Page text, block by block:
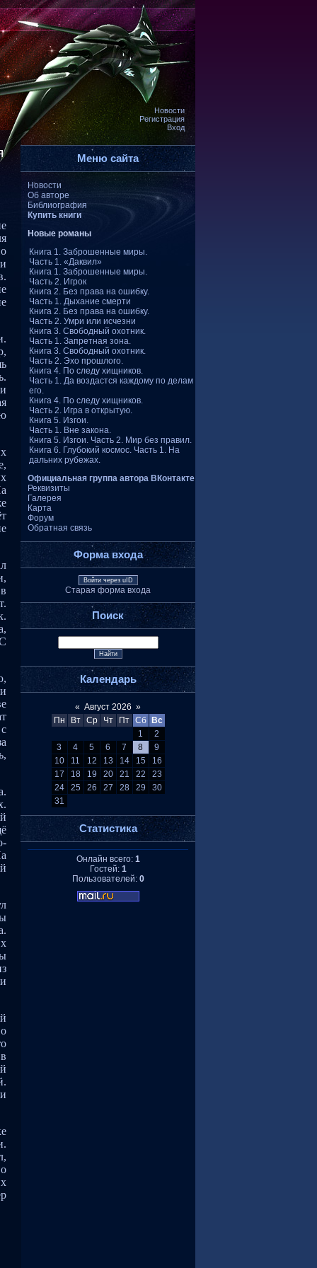
Новости
Регистрация
Вход
Меню сайта
Новости
Об авторе
Библиография
Купить книги
Новые романы
Книга 1. Заброшенные миры.
Часть 1. «Даквил»
Книга 1. Заброшенные миры.
Часть 2. Игрок
Книга 2. Без права на ошибку.
Часть 1. Дыхание смерти
Книга 2. Без права на ошибку.
Часть 2. Умри или исчезни
Книга 3. Свободный охотник.
Часть 1. Запретная зона.
Книга 3. Свободный охотник.
Часть 2. Эхо прошлого.
Книга 4. По следу хищников.
Часть 1. Да воздастся каждому по делам
его.
Книга 4. По следу хищников.
Часть 2. Игра в открытую.
Книга 5. Изгои.
Часть 1. Вне закона.
Книга 5. Изгои. Часть 2. Мир без правил.
Книга 6. Глубокий космос. Часть 1. На
дальних рубежах.
Официальная группа автора ВКонтакте
Реквизиты
Галерея
Карта
Форум
Обратная связь
Форма входа
Войти через uID
Старая форма входа
Поиск
Календарь
« Август 2026 »
Пн
Вт Ср Чт Пт Сб
Вс
1
2
3
4 5 6 7 8
9
10
11 12 13 14 15
16
17
18 19 20 21 22
23
24
25 26 27 28 29
30
31
Статистика
Онлайн всего: 1
Гостей: 1
Пользователей: 0